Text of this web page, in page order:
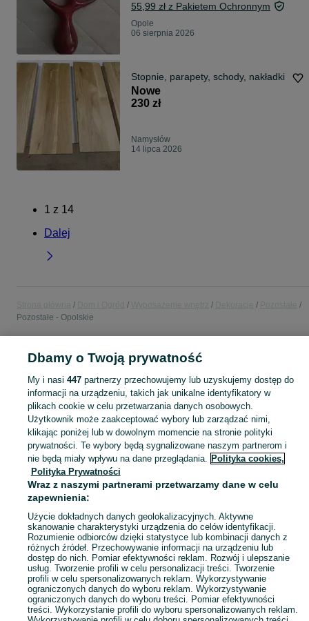
55,99 zł z Pakietem Ochronnym
Opole
06 sierpnia 2026
Stopnie, parapety, schody, nakładki
Nowe
230 zł
Namysłów
14 lipca 2026
1 z 14
Dalej
Pozostałe - Opolskie
POLSKA » OPOLSKIE
KATEGORIA
Zobacz
Mapa kategorii
Mapa miejscowości
Mapa ministron
Popularne wyszukiwania
Dbamy o Twoją prywatność
My i nasi 447partnerzy przechowujemy lub uzyskujemy dostęp do
informacji na urządzeniu, takich jak unikalne identyfikatory w
plikach cookie w celu przetwarzania danych osobowych.
Użytkownik może zaakceptować wybory lub zarządzać nimi,
klikając poniżej lub w dowolnym momencie na stronie polityki
prywatności. Te wybory będą sygnalizowane naszym partnerom i
nie będą miały wpływu na dane przeglądania. Polityka cookies,
Polityka Prywatności
Wraz z naszymi partnerami przetwarzamy dane w celu
zapewnienia:
Użycie dokładnych danych geolokalizacyjnych. Aktywne
skanowanie charakterystyki urządzenia do celów identyfikacji.
Rozumienie odbiorców dzięki statystyce lub kombinacji danych z
różnych źródeł. Przechowywanie informacji na urządzeniu lub
dostęp do nich. Pomiar efektywności reklam. Rozwój i ulepszanie
usług. Tworzenie profili w celu personalizacji treści. Tworzenie
profili w celu spersonalizowanych reklam. Wykorzystywanie
ograniczonych danych do wyboru reklam. Wykorzystywanie
ograniczonych danych do wyboru treści. Pomiar efektywności
treści. Wykorzystanie profili do wyboru spersonalizowanych reklam.